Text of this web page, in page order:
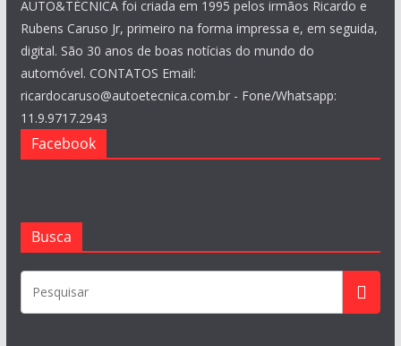
AUTO&TÉCNICA foi criada em 1995 pelos irmãos Ricardo e
Rubens Caruso Jr, primeiro na forma impressa e, em seguida,
digital. São 30 anos de boas notícias do mundo do
automóvel. CONTATOS Email:
ricardocaruso@autoetecnica.com.br - Fone/Whatsapp:
11.9.9717.2943
Facebook
Busca